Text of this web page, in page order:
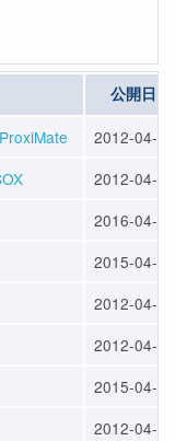
公開日
2012-04-23
2012-04-25
2016-04-13
2015-04-10
2012-04-25
2012-04-25
2015-04-10
2012-04-23